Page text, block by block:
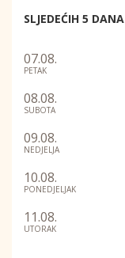
SLJEDEĆIH 5 DANA
07.08.
PETAK
08.08.
SUBOTA
09.08.
NEDJELJA
10.08.
PONEDJELJAK
11.08.
UTORAK